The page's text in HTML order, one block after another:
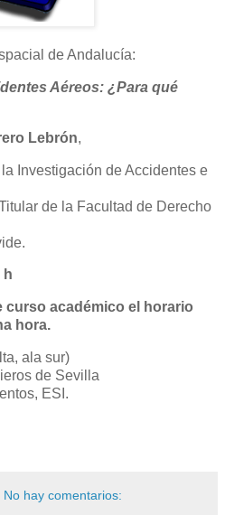
de Andalucía:
Aéreos: ¿Para qué
Lebrón,
Investigación de Accidentes e
de la Facultad de Derecho
h
curso académico el horario
hora.
ala sur)
de Sevilla
ESI.
No hay comentarios: